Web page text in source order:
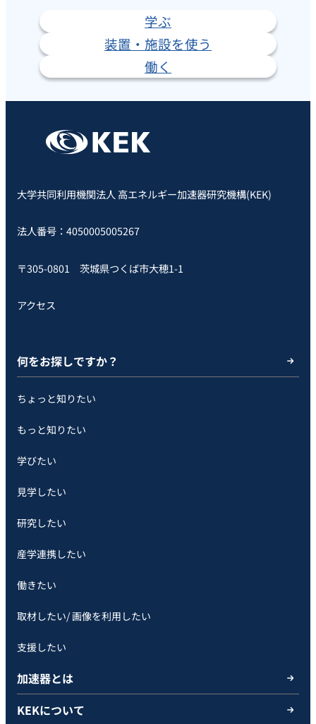
学ぶ
装置・施設を使う
働く
大学共同利用機関法人 高エネルギー加速器研究機構(KEK)
法人番号：4050005005267
〒305-0801 茨城県つくば市大穂1-1
アクセス
何をお探しですか？
ちょっと知りたい
もっと知りたい
学びたい
見学したい
研究したい
産学連携したい
働きたい
取材したい/ 画像を利用したい
支援したい
加速器とは
KEKについて